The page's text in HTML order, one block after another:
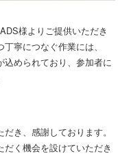
様よりご提供いただき
寧につなぐ作業には、
込められており、参加者に
き、感謝しております。
く機会を設けていただき